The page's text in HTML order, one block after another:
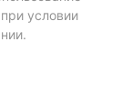
условии